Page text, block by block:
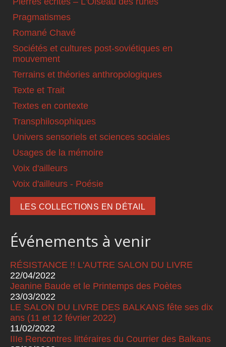
Pragmatismes
Romané Chavé
Sociétés et cultures post-soviétiques en
mouvement
Terrains et théories anthropologiques
Texte et Trait
Textes en contexte
Transphilosophiques
Univers sensoriels et sciences sociales
Usages de la mémoire
Voix d'ailleurs
Voix d'ailleurs - Poésie
LES COLLECTIONS EN DÉTAIL
Événements à venir
RÉSISTANCE !! L'AUTRE SALON DU LIVRE
22/04/2022
Jeanine Baude et le Printemps des Poètes
23/03/2022
LE SALON DU LIVRE DES BALKANS fête ses dix
ans (11 et 12 février 2022)
11/02/2022
IIIe Rencontres littéraires du Courrier des Balkans